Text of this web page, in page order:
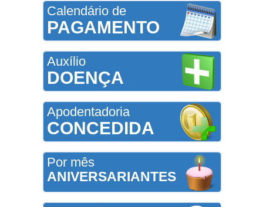
Calendário de
PAGAMENTO
Auxílio
DOENÇA
Apodentadoria
CONCEDIDA
Por mês
ANIVERSARIANTES